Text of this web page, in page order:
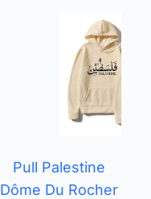
Pull Palestine
Dôme Du Rocher